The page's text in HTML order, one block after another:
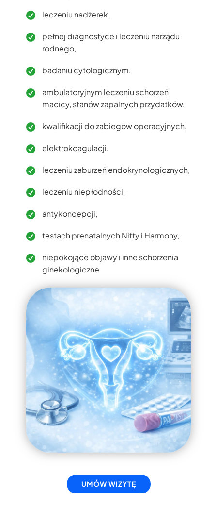
leczeniu nadżerek,
pełnej diagnostyce i leczeniu narządu
rodnego,
badaniu cytologicznym,
ambulatoryjnym leczeniu schorzeń
macicy, stanów zapalnych przydatków,
kwalifikacji do zabiegów operacyjnych,
elektrokoagulacji,
leczeniu zaburzeń endokrynologicznych,
leczeniu niepłodności,
antykoncepcji,
testach prenatalnych Nifty i Harmony,
niepokojące objawy i inne schorzenia
ginekologiczne.
UMÓW WIZYTĘ